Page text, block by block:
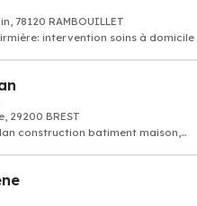
78120 RAMBOUILLET
intervention soins à domicile
29200 BREST
construction batiment maison,